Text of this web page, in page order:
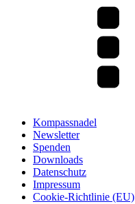
Kompassnadel
Newsletter
Spenden
Downloads
Datenschutz
Impressum
Cookie-Richtlinie (EU)